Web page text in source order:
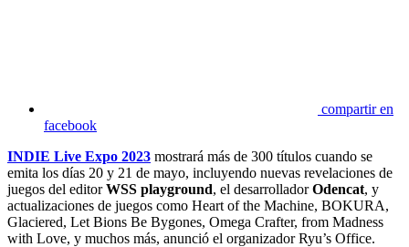
compartir en
facebook
INDIE Live Expo 2023 mostrará más de 300 títulos cuando se
emita los días 20 y 21 de mayo, incluyendo nuevas revelaciones de
juegos del editorWSS playground, el desarrolladorOdencat, y
actualizaciones de juegos como Heart of the Machine, BOKURA,
Glaciered, Let Bions Be Bygones, Omega Crafter, from Madness
with Love, y muchos más, anunció el organizador Ryu’s Office.